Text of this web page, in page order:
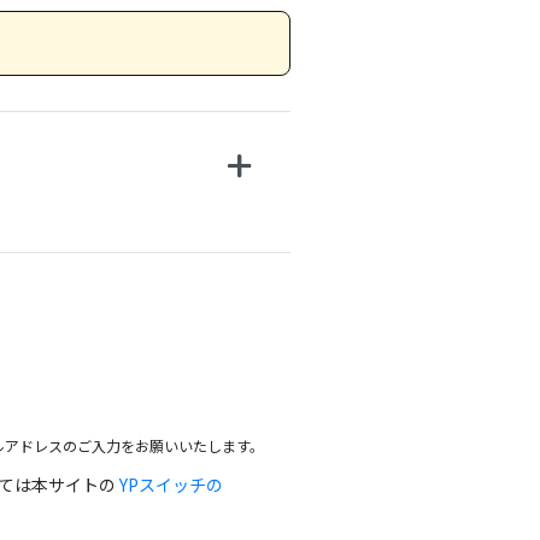
ドレスのご入力をお願いいたします。
は本サイトのYPスイッチの